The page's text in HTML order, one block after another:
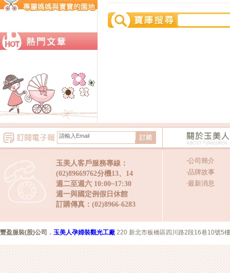
玉美人.板橋門市.觀光工廠歡迎大家使用國民旅遊卡消費!
玉美人客戶服務專線：
(02)89669762分機13、14
週二至週六 10:00~17:30
週一與國定例假日休館
訂購傳真：(02)8966-6283
‧公司簡介
‧品牌故事
‧最新消息
豐盈服裝(股)公司 ． 玉美人孕婦裝觀光工廠 220 新北市板橋區四川路2段16巷10號